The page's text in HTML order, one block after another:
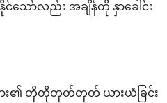
သော်လည်း အချိန်တို နှာခေါင်း
မ်များ၏ တိုတိုတုတ်တုတ် ယားယံခြင်း